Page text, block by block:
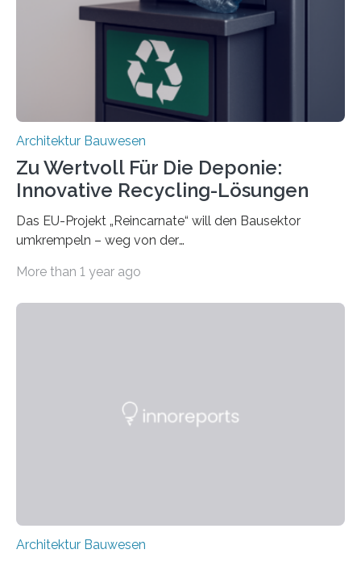
Bauteilen mit unterschiedlicher Lebensdauer, bei denen
irreversible Verbindungen den Austausch üblicherweise
erschweren. Hierzu untersuchten die Forschenden zwei
unterschiedliche Zugänge. Einerseits klebten sie…
Architektur Bauwesen
Zu Wertvoll Für Die Deponie:
Innovative Recycling-Lösungen
Das EU-Projekt „Reincarnate“ will den Bausektor
umkrempeln – weg von der
Kreislaufwirtschaft Bei dem schwedischen
Datenbank erfasst sind, neue Baustoffe kreiert werden.
More than 1 year ago
Architektur Bauwesen